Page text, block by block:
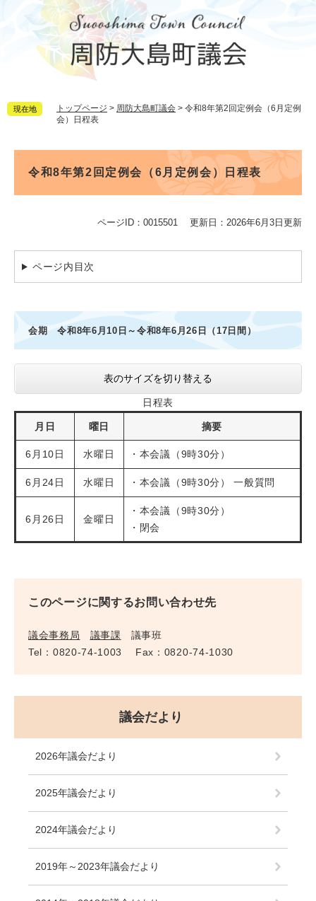
す。
し
現在地 トップページ > 周防大島町議会 > 令和8年第2回定例会（6月定例
会）日程表
令和8年第2回定例会（6月定例会）日程表
ページID：0015501 更新日：2026年6月3日更新
ページ内目次
会期 令和8年6月10日～令和8年6月26日（17日間）
表のサイズを切り替える
日程表
月日 曜日 摘要
6月10日 水曜日 ・本会議（9時30分）
6月24日 水曜日 ・本会議（9時30分） 一般質問
6月26日 金曜日
・本会議（9時30分）
・閉会
このページに関するお問い合わせ先
議会事務局 議事課
議事班
Tel：0820-74-1003
Fax：0820-74-1030
議会だより
2026年議会だより
2025年議会だより
2024年議会だより
2019年～2023年議会だより